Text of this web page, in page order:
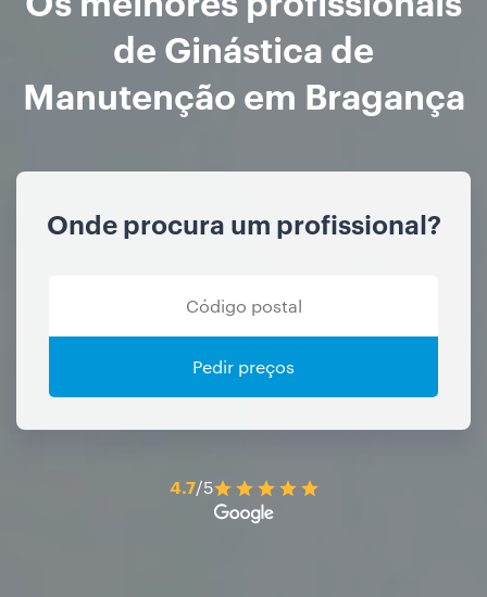
de Ginástica de
Manutenção em Bragança
Onde procura um profissional?
Pedir preços
4.7/5